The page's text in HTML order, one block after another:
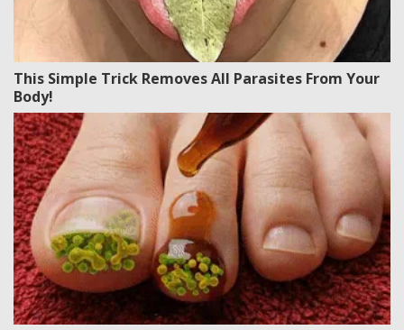
This Simple Trick Removes All Parasites From Your
Body!